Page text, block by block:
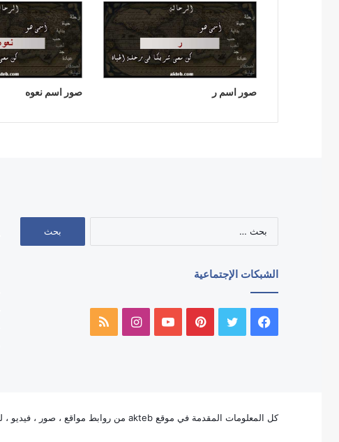
صور اسم ر صور اسم نعوه
الشبكات الإجتماعية
فيسبوك تويتر بينتيريستيوتيوبانستقرامملخص
كل المعلومات المقدمة في موقع akteb من روابط مواقع ، صور ، فيديو ، لوجوهات ، وأيقونات الخ ، ملكاً للغير ولا تنتمى بأي شكل من الأشكال لملكية موقع akteb بإستثناء لوجو وأيقون akteb.